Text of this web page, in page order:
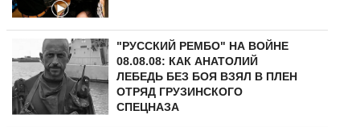
"РУССКИЙ РЕМБО" НА ВОЙНЕ
08.08.08: КАК АНАТОЛИЙ
ЛЕБЕДЬ БЕЗ БОЯ ВЗЯЛ В ПЛЕН
ОТРЯД ГРУЗИНСКОГО
СПЕЦНАЗА